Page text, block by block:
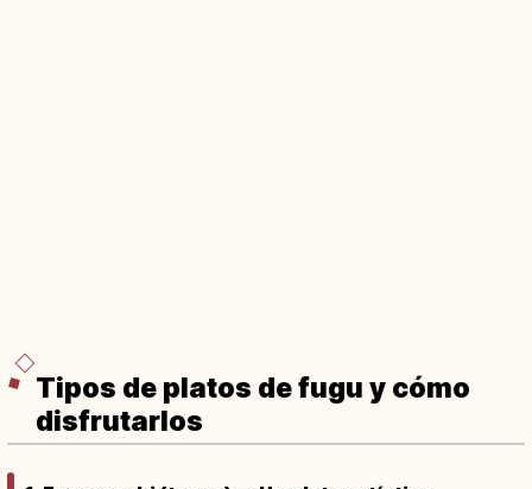
Tipos de platos de fugu y cómo
disfrutarlos